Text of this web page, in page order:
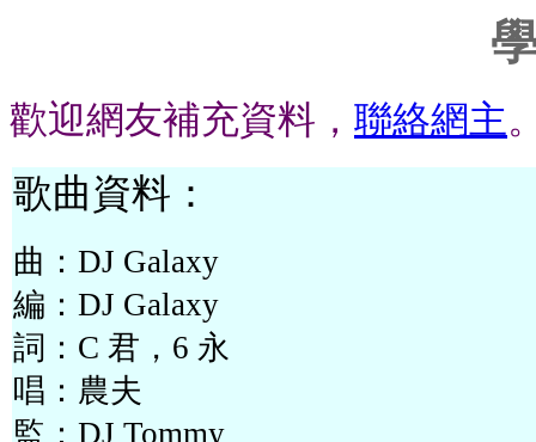
歡迎網友補充資料， 聯絡網主
歌曲資料：
曲：DJ Galaxy
編：DJ Galaxy
詞：C 君，6 永
唱：農夫
監：DJ Tommy